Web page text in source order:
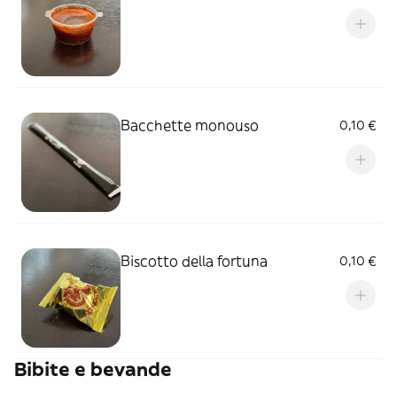
Bacchette monouso 0,10 €
Biscotto della fortuna 0,10 €
Bibite e bevande